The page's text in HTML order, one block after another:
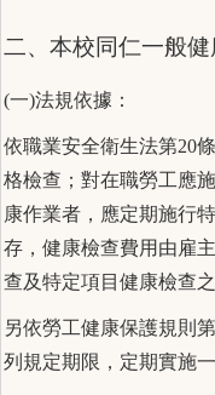
二、本校同仁一般
(一)法規依據：
依職業安全衛生法第20
格檢查；對在職勞工應
康作業者，應定期施行
存，健康檢查費用由雇
查及特定項目健康檢查之
另依勞工健康保護規則
列規定期限，定期實施